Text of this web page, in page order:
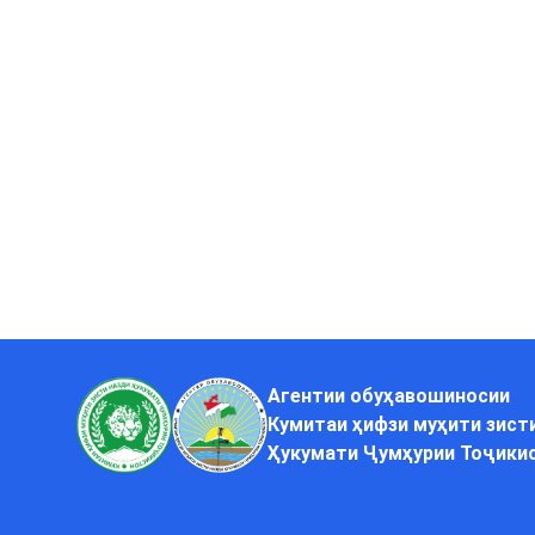
Агентии обуҳавошиносии
Кумитаи ҳифзи муҳити
Ҳукумати Ҷумҳурии